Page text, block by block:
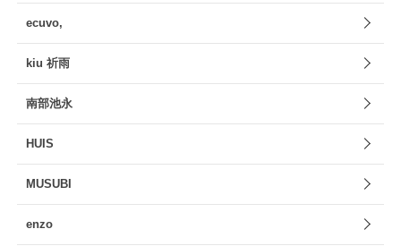
ecuvo,
kiu 祈雨
南部池永
HUIS
MUSUBI
enzo